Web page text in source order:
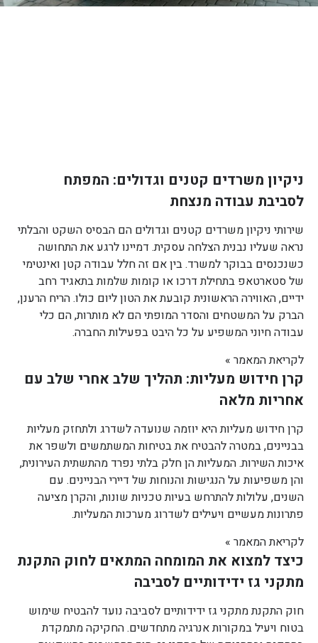
ניקיון משרדים קטנים וגדולים: המפתח
לסביבת עבודה מנצחת
שירותי ניקיון משרדים קטנים וגדולים הם הבסיס השקט והבלתי
נראה שעליו נבנית הצלחה עסקית. דמיינו לרגע את התחושה
כשנכנסים בבוקר למשרד. בין אם זה חלל עבודה קטן ואינטימי
של סטארטאפ בתחילת דרכו או קומות שלמות בתאגיד רחב
ידיים, האווירה הראשונית קובעת את הטון ליום כולו. הריח הרענן,
הברק על המשטחים והסדר המופתי הם לא מותרות, הם כלי
עבודה חיוני המשפיע על כל היבט בפעילות החברה.
לקריאת המאמר »
קרן חידוש מעליות: תהליך שלב אחרי שלב עם
אחריות מלאה
קרן חידוש מעליות היא יוזמה שנועדה לשדרג ולתחזק מעליות
בבניינים, במטרה להבטיח את בטיחות המשתמשים ולשפר את
איכות השירות. המעליות הן חלק בלתי נפרד מהתשתית העירונית,
והן משפיעות על הנגישות והנוחות של דיירי הבניינים. עם
השנים, עלולות להתרחש בעיות טכניות שונות, והקרן מציעה
פתרונות מעשיים ויעילים לשדרוג מערכות המעליות.
לקריאת המאמר »
כיצד למצוא את המומחה המתאים לחוק התקנת
מתקני גז ידידותיים לסביבה
חוק התקנת מתקני גז ידידותיים לסביבה נועד להבטיח שימוש
בטוח ויעיל במקורות אנרגיה מתחדשים. החקיקה מתמקדת